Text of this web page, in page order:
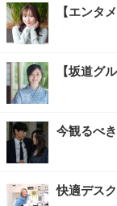
【エンタ
【坂道グ
今観るべ
快適デス